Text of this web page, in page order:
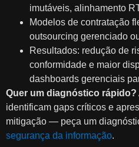
imutáveis, alinhamento
Modelos de contratação
outsourcing gerenciado
Resultados: redução de
conformidade e maior
dashboards gerenciais
Quer um diagnóstico rápido?
identificam gaps críticos e
mitigação — peça um
segurança da informação.